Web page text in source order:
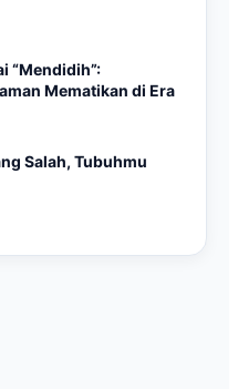
“Mendidih”:
Mematikan di Era
Salah, Tubuhmu